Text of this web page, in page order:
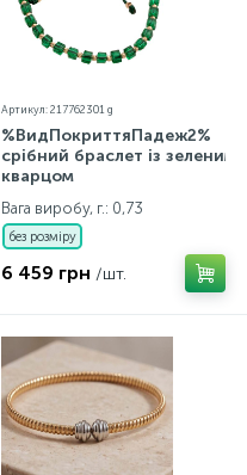
Артикул: 217762301 g
%ВидПокриттяПадеж2%
срібний браслет із зеленим
кварцом
Вага виробу, г.: 0,73
без розміру
6 459 грн /шт.